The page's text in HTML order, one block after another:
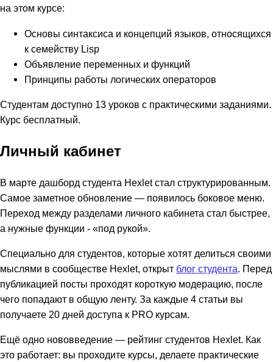
на этом курсе:
Основы синтаксиса и концепций языков, относящихся
к семейству Lisp
Объявление переменных и функций
Принципы работы логических операторов
Студентам доступно 13 уроков с практическими заданиями.
Курс бесплатный.
Личный кабинет
В марте дашборд студента Hexlet стал структурированным.
Самое заметное обновление — появилось боковое меню.
Переход между разделами личного кабинета стал быстрее,
а нужные функции - «под рукой».
Специально для студентов, которые хотят делиться своими
мыслями в сообществе Hexlet, открыт блог студента. Перед
публикацией посты проходят короткую модерацию, после
чего попадают в общую ленту. За каждые 4 статьи вы
получаете 20 дней доступа к PRO курсам.
Ещё одно нововведение — рейтинг студентов Hexlet. Как
это работает: вы проходите курсы, делаете практические